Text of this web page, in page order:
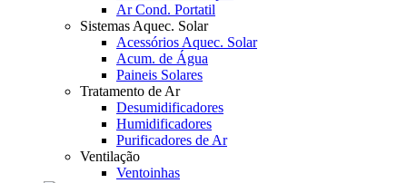
Ar Cond. Portatil
Sistemas Aquec. Solar
Acessórios Aquec. Solar
Acum. de Água
Paineis Solares
Tratamento de Ar
Desumidificadores
Humidificadores
Purificadores de Ar
Ventilação
Ventoinhas